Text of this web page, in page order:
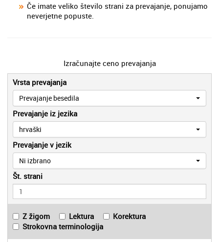
Če imate veliko število strani za prevajanje, ponujamo
neverjetne popuste.
Izračunajte ceno prevajanja
Vrsta prevajanja
Prevajanje besedila
Prevajanje iz jezika
hrvaški
Prevajanje v jezik
Ni izbrano
Št. strani
Z žigom Lektura
Korektura
Strokovna terminologija